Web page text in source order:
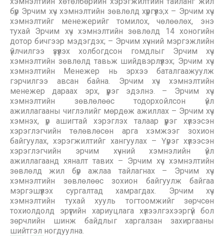
бүр Эрчим хүч хэмнэлтийн зөвлөлд хүргүүлэ;х – Эрчим хүч
хэмнэлтийг менежерийг томилох, чөлөөлөх, энэ
тухай Эрчим хүч хэмнэлтийн зөвлөлд 14 хоногийн
дотор бичгээр мэдэгдэх; – Эрчим хүчний мэргэжлийн
үйлчилгээ үзүүлэх холбогдсон гомдлыг Эрчим хүч
хэмнэлтийн зөвлөлд тавьж шийдвэрлүүлэх; Эрчим хүч
хэмнэлтийн Менежер нь эрхээ баталгаажуулж
гэрчилгээ авсан байна. Эрчим хүч хэмнэлтийн
менежер дараах эрх, үүрэг эдэлнэ. – Эрчим хүч
хэмнэлтийн зөвлөлөөс тодорхойлсон үйл
ажиллагааны чиглэлийг мөрдөж ажиллах – Эрчим хүч
хэмнэх, үр ашигтай хэрэглэх талаар үүрэг хүлээсэн
хэрэглэгчийн төлөвлөсөн арга хэмжээг зохион
байгуулах, хэрэгжилтийг хангуулах – Үүрэг хүлээсэн
хэрэглэгчийн эрчим хүчний хэмнэлийн үйл
ажиллагаанд хяналт тавих – Эрчим хүч хэмнэлтийн
зөвлөлд жил бүр ажлаа тайлагнах – Эрчим хүч
хэмнэлтийн зөвлөлөөс зохион байгуулж байгаа
мэргэшүүлэх сургалтад хамрагдах. Эрчим хүч
хэмнэлтийн тухай хууль тогтоомжийг зөрчсөн
тохиолдолд эрүүгийн хариуцлага хүлээлгэхээргүй бол
зөрчлийн шинж байдлыг харгалзан захиргааны
шийтгэл ногдуулна.